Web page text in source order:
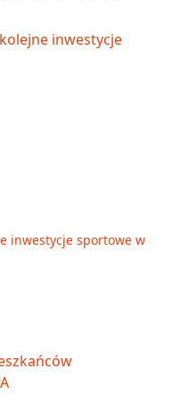
inwestycje sportowe w